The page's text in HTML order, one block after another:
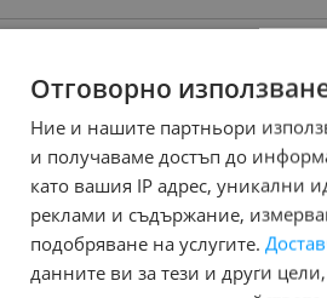
юни 2018 г.
Нов внос. Изцяло прегледан и сервизиран. Перфектно техническо състояние! Товароносимост -
2500кг Тегло -
6095 Тип
Отговорно
Ние и нашите партньори
и получаваме достъп до
като вашия IP адрес, уникални
реклами и съдържание,
подобряване на услугите.
данните ви за тези и други